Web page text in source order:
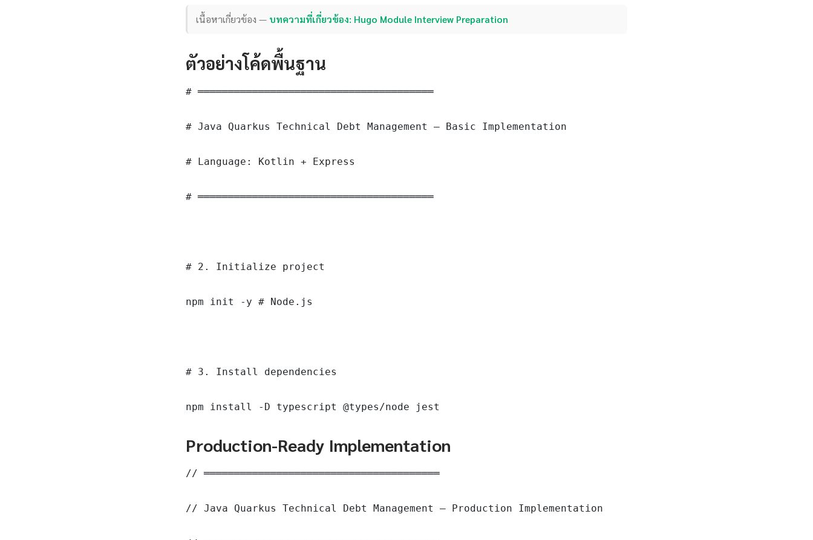
เนื้อหาเกี่ยวข้อง — บทความที่เกี่ยวข้อง: Hugo Module Interview Preparation
ตัวอย่างโค้ดพื้นฐาน
# ═══════════════════════════════════════
# Java Quarkus Technical Debt Management — Basic Implementation
# Language: Kotlin + Express
# ═══════════════════════════════════════
# 2. Initialize project
npm init -y # Node.js
# 3. Install dependencies
npm install -D typescript @types/node jest
Production-Ready Implementation
// ═══════════════════════════════════════
// Java Quarkus Technical Debt Management — Production Implementation